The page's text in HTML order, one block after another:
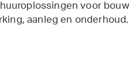
voor
aanleg en onderhoud.